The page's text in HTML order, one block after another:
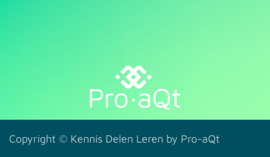
Copyright © Kennis Delen Leren by Pro-aQt